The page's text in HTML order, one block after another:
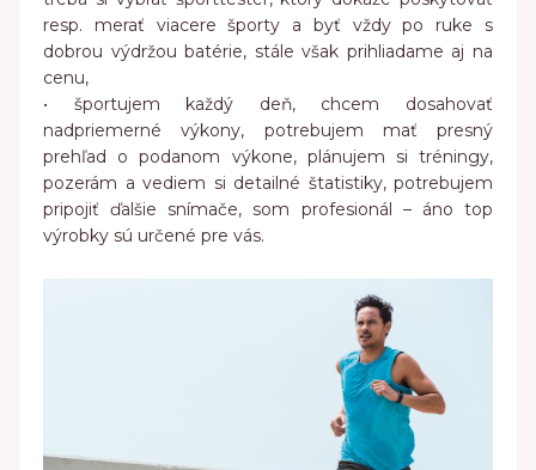
resp. merať viacere športy a byť vždy po ruke s
dobrou výdržou batérie, stále však prihliadame aj na
cenu,
• športujem každý deň, chcem dosahovať
nadpriemerné výkony, potrebujem mať presný
prehľad o podanom výkone, plánujem si tréningy,
pozerám a vediem si detailné štatistiky, potrebujem
pripojiť ďalšie snímače, som profesionál – áno top
výrobky sú určené pre vás.